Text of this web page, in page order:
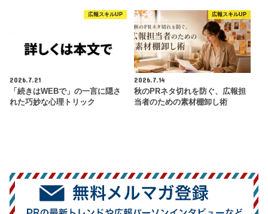
広報スキルUP
2026.7.21
「続きはWEBで」の一言に隠さ
れた巧妙な心理トリック
広報スキルUP
2026.7.14
秋のPRネタ切れを防ぐ、広報担
当者のための素材棚卸し術